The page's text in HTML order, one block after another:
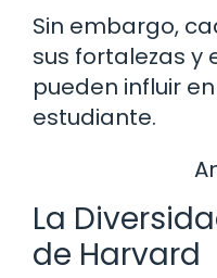
Sin embargo,
sus fortalezas y
pueden influir
estudiante.
La
de Harvard